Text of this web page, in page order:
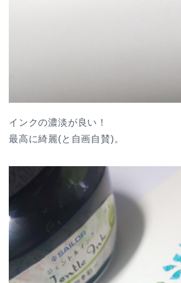
インクの濃淡が良い！
最高に綺麗(と自画自賛)。